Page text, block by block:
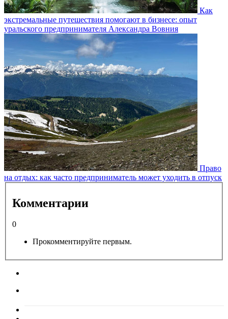
Как
экстремальные путешествия помогают в бизнесе: опыт
уральского предпринимателя Александра Вовния
Право
на отдых: как часто предприниматель может уходить в отпуск
Комментарии
0
Прокомментируйте первым.